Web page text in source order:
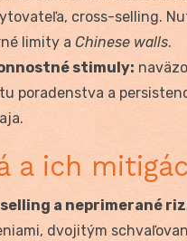
cross-selling.
limity a Chinese walls.
stimuly:
poradenstva a
a ich
a neprimerané
dvojitým